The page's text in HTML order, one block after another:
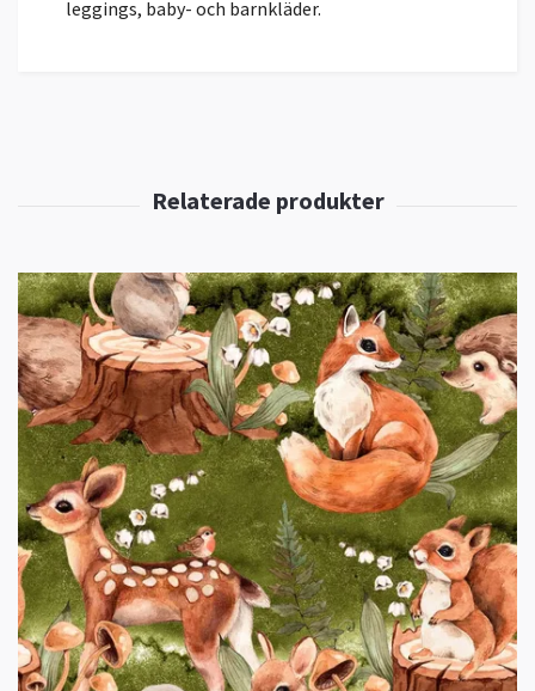
leggings, baby- och barnkläder.